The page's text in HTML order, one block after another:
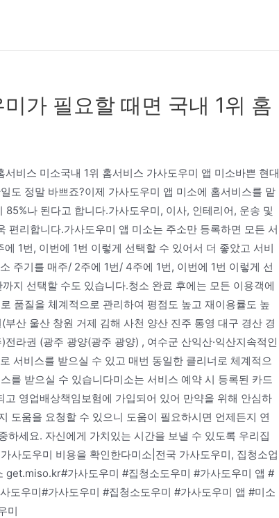
가 필요할 때면 국내 1위 홈
비스 미소국내 1위 홈서비스 가사도우미 앱 미소바쁜 현대
도 정말 바쁘죠?이제 가사도우미 앱 미소에 홈서비스를 맡
나 된다고 합니다.가사도우미, 이사, 인테리어, 운송 및
리합니다.가사도우미 앱 미소는 주소만 등록하면 모든 서
1번, 이번에 1번 이렇게 선택할 수 있어서 더 좋았고 서비
주기를 매주/ 2주에 1번/ 4주에 1번, 이번에 1번 이렇게 선
지 선택할 수도 있습니다.청소 완료 후에는 모든 이용객에
품질을 체계적으로 관리하여 평점도 높고 재이용률도 높
산 울산 창원 거제 김해 사천 양산 진주 통영 대구 경산 경
라권 (광주 광양(광주 광양) , 여수군 산익산·익산지속적인
서비스를 받으실 수 있고 매번 동일한 클리너로 체계적으
를 받으실 수 있습니다미소는 서비스 예약 시 등록된 카드
영업배상책임보험에 가입되어 있어 만약을 위해 안심하
도움을 요청할 수 있으니 도움이 필요하시면 언제든지 연
세요. 자신에게 가치있는 시간을 보낼 수 있도록 우리집
사도우미 비용을 확인한다미소|전국 가사도우미, 집청소업
get.miso.kr#가사도우미 #집청소도우미 #가사도우미 앱 #
도우미#가사도우미 #집청소도우미 #가사도우미 앱 #미소
미